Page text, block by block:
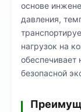
основе
давления,
нагрузок на
обеспечивает
безопасной